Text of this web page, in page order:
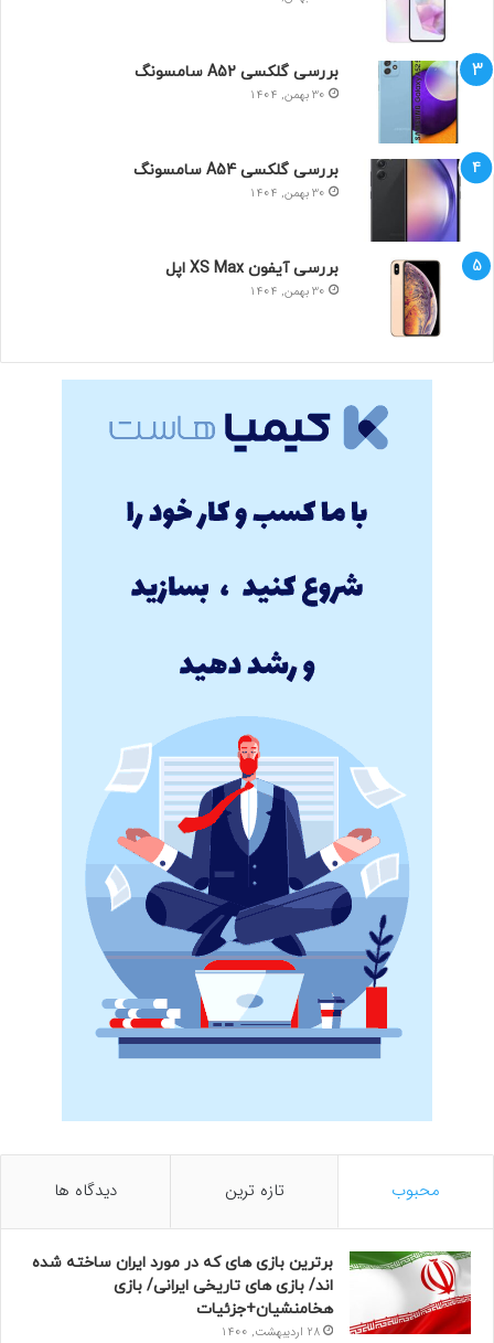
بررسی گلکسی A52 سامسونگ
30 بهمن, 1404
بررسی گلکسی A54 سامسونگ
30 بهمن, 1404
بررسی آیفون XS Max اپل
30 بهمن, 1404
محبوب تازه ترین دیدگاه ها
برترین بازی های که در مورد ایران ساخته شده
اند/ بازی های تاریخی ایرانی/ بازی
هخامنشیان+جزئیات
28 اردیبهشت, 1400